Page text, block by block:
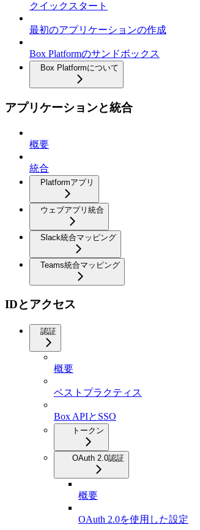
クイックスタート
最初のアプリケーションの作成
Box Platformのサンドボックス
Box Platformについて
アプリケーションと統合
概要
統合
Platformアプリ
ウェブアプリ統合
Slack統合マッピング
Teams統合マッピング
IDとアクセス
認証
概要
ベストプラクティス
Box APIとSSO
トークン
OAuth 2.0認証
概要
OAuth 2.0を使用した設定